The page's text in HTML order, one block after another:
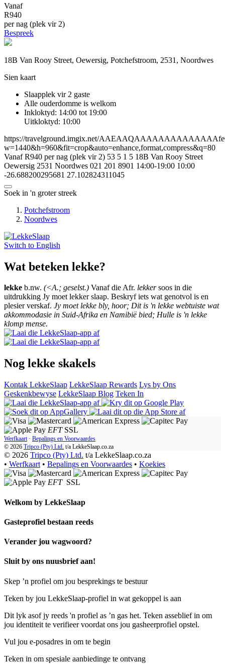
Vanaf
R940
per nag (plek vir 2)
Bespreek
18B Van Rooy Street, Oewersig, Potchefstroom, 2531, Noordwes
Sien kaart
Slaapplek vir 2 gaste
Alle ouderdomme is welkom
Inkloktyd: 14:00 tot 19:00
Uitkloktyd: 10:00
https://travelground.imgix.net/
w=1440&h=960&fit=crop&auto=enhance,format,compress&q=80
Vanaf R940 per nag (plek vir 2) 53 5 1 5 18B Van Rooy Street
Oewersig 2531 Noordwes 021 201 8901 14:00-19:00 10:00
-26.688200295681 27.102824311045
Soek in 'n groter streek
Potchefstroom
Noordwes
Switch to English
Wat beteken lekke?
lekke b.nw. (<A.; geselst.) Vanaf die Afr. lekkersoos in die
uitdrukking Jy moet lekker slaap. Beskryf iets wat genotvol is en
plesier verskaf. Jy moet lekke bly, hoor; Dit is 'n lekke webtuiste wat
akkommodasie in Suid-Afrika en Namibië bied; Hulle is 'n lekke
klomp mense.
Nog lekke skakels
Kontak LekkeSlaap LekkeSlaap Rewards Lys by Ons
Geskenkbewyse LekkeSlaap Blog Teken In
EFT SSL
Werfkaart · Bepalings en Voorwaardes
© 2026 Tripco (Pty) Ltd. t/a LekkeSlaap.co.za
© 2026 Tripco (Pty) Ltd. t/a LekkeSlaap.co.za
• Werfkaart • Bepalings en Voorwaardes • Koekies
EFT SSL
Welkom by LekkeSlaap
Gasteprofiel bestaan ​​reeds
Verander jou wagwoord?
Sluit by ons nuusbrief aan!
Skep ’n profiel om jou besprekings te bestuur
Teken by jou LekkeSlaap-profiel in wat gekoppel is aan
Dit lyk asof jy reeds 'n profiel as ’n gas het. Teken asseblief in om
jou identiteit te verifieer voordat ons jou gasheerprofiel opstel.
Vul jou e-posadres in om te begin
Teken in om spesiale aanbiedinge te ontvang